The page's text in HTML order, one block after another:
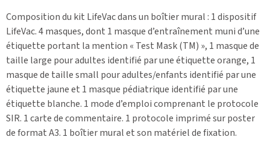
Composition du kit LifeVac dans un boîtier mural : 1 dispositif
LifeVac. 4 masques, dont 1 masque d’entraînement muni d’une
étiquette portant la mention « Test Mask (TM) », 1 masque de
taille large pour adultes identifié par une étiquette orange, 1
masque de taille small pour adultes/enfants identifié par une
étiquette jaune et 1 masque pédiatrique identifié par une
étiquette blanche. 1 mode d’emploi comprenant le protocole
SIR. 1 carte de commentaire. 1 protocole imprimé sur poster
de format A3. 1 boîtier mural et son matériel de fixation.